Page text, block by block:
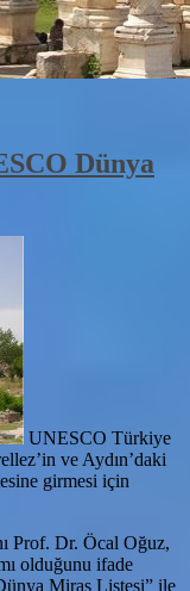
Dünya
UNESCO Türkiye
ve Aydın’daki
girmesi için
Prof. Dr. Öcal Oğuz,
olduğunu ifade
Miras Listesi” ile